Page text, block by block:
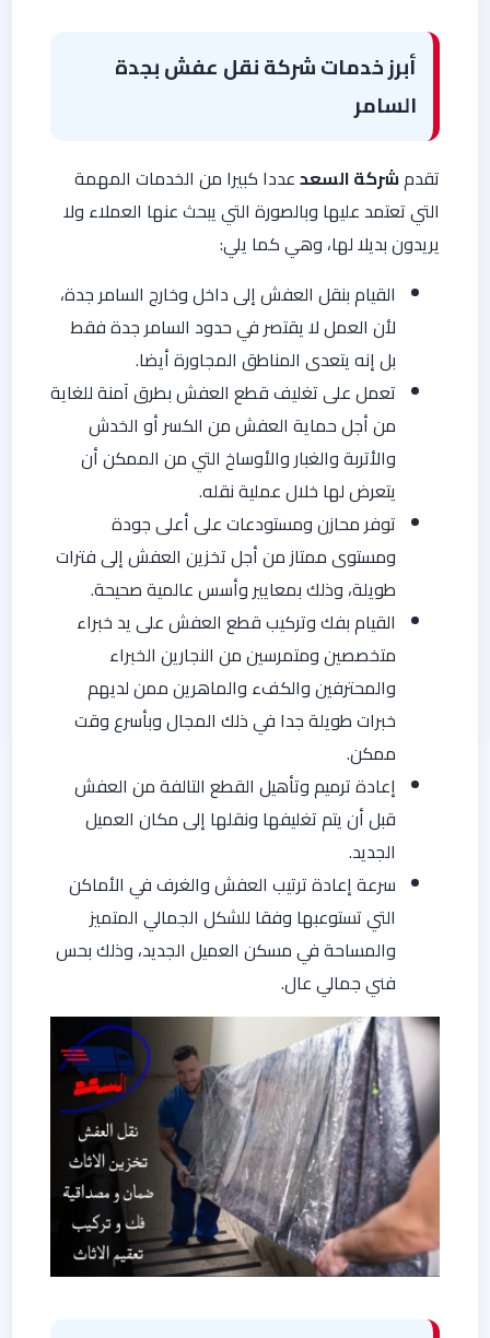
أبرز خدمات شركة نقل عفش بجدة
السامر
تقدمشركة السعدعددا كبيرا من الخدمات المهمة
التي تعتمد عليها وبالصورة التي يبحث عنها العملاء ولا
يريدون بديلا لها، وهي كما يلي:
القيام بنقل العفش إلى داخل وخارج السامر جدة،
لأن العمل لا يقتصر في حدود السامر جدة فقط
بل إنه يتعدى المناطق المجاورة أيضا.
تعمل على تغليف قطع العفش بطرق آمنة للغاية
من أجل حماية العفش من الكسر أو الخدش
والأتربة والغبار والأوساخ التي من الممكن أن
يتعرض لها خلال عملية نقله.
توفر محازن ومستودعات على أعلى جودة
ومستوى ممتاز من أجل تخزين العفش إلى فترات
طويلة، وذلك بمعايير وأسس عالمية صحيحة.
القيام بفك وتركيب قطع العفش على يد خبراء
متخصصين ومتمرسين من النجارين الخبراء
والمحترفين والكفء والماهرين ممن لديهم
خبرات طويلة جدا في ذلك المجال وبأسرع وقت
ممكن.
إعادة ترميم وتأهيل القطع التالفة من العفش
قبل أن يتم تغليفها ونقلها إلى مكان العميل
الجديد.
سرعة إعادة ترتيب العفش والغرف في الأماكن
التي تستوعبها وفقا للشكل الجمالي المتميز
والمساحة في مسكن العميل الجديد، وذلك بحس
فني جمالي عال.